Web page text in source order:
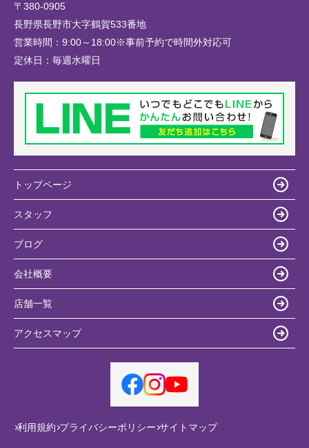
〒380-0905
長野県長野市大字鶴賀533番地
営業時間： 9:00～18:00※事前予約で時間外対応可
定休日： 毎週水曜日
トップページ
スタッフ
ブログ
会社概要
店舗一覧
アクセスマップ
利用規約 プライバシーポリシー サイトマップ